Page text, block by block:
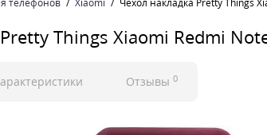
телефонов Xiaomi Чехол накладка Pretty Things
Things Xiaomi Redmi
Отзывы 0